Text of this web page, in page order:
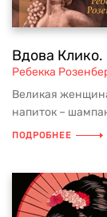
Вдова
Ребекка
Великая
напиток –
ПОДРОБНЕЕ